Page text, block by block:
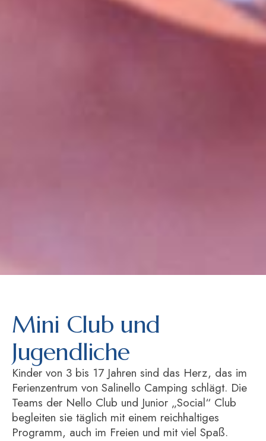
Mini Club und
Jugendliche
Kinder von 3 bis 17 Jahren sind das Herz, das im
Ferienzentrum von Salinello Camping schlägt. Die
Teams der Nello Club und Junior „Social“ Club
begleiten sie täglich mit einem reichhaltiges
Programm, auch im Freien und mit viel Spaß.